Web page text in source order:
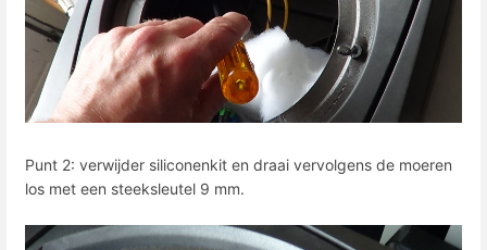
Punt 2: verwijder siliconenkit en draai vervolgens de moeren
los met een steeksleutel 9 mm.